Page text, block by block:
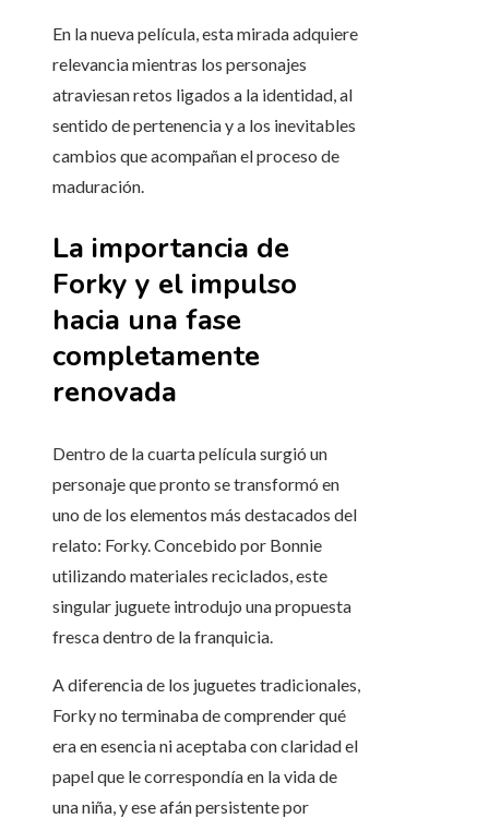
En la nueva película, esta mirada adquiere
relevancia mientras los personajes
atraviesan retos ligados a la identidad, al
sentido de pertenencia y a los inevitables
cambios que acompañan el proceso de
maduración.
La importancia de
Forky y el impulso
hacia una fase
completamente
renovada
Dentro de la cuarta película surgió un
personaje que pronto se transformó en
uno de los elementos más destacados del
relato: Forky. Concebido por Bonnie
utilizando materiales reciclados, este
singular juguete introdujo una propuesta
fresca dentro de la franquicia.
A diferencia de los juguetes tradicionales,
Forky no terminaba de comprender qué
era en esencia ni aceptaba con claridad el
papel que le correspondía en la vida de
una niña, y ese afán persistente por